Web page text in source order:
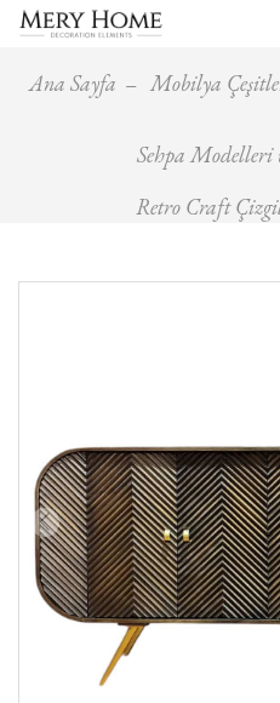
Ana Sayfa Mobilya
Sehpa Modelleri
Retro Craft